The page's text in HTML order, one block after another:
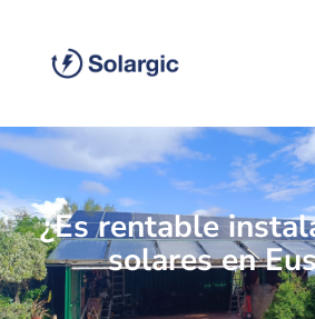
¿Es rentable
solares en